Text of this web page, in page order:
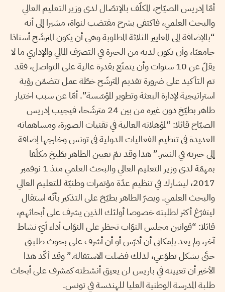
أمّا إدريس الصيّاح، المكلّف بالإتصّال لدى وزير التعليم العالي
والبحث العلمي، فاكتفى بشرح مقتضب لنواة، مشيرا إلى أنه
“بالإضافة إلى المعايير الثلاثة المطلوبة وهي أن يكون المترشّح أستاذا
جامعيّا، وأن تكون لدية من الخبرة في التصرّف المالي والإداري ما لا
يقلّ عن 10 سنوات وأن يتمتّع بقدرة عالية على التواصل، فقد
تم التأكيد على ضرورة تقديم المترشّح خطّة عمل تتضمّن رؤية
استراتيجية لإدارة البعثة وتطوير المؤسّسة”. أمّا عن سبب اختيار
طاهر بطيّخ دون غيره من بين 24 مترشّحا، فيجيب إدريس
الصيّاح قائلا: “لمؤهلاته العالية في تقنيات الصورة، ومساهماته
العديدة في تنظيم الفعاليات الدولية في تونس وخارجها إضافة
إلى خبرته في النشر.” هذا وقد تمّ تعيين الطاهر بطّيخ مكلّفا
بمهمّة لدى وزير التعليم العالي والبحث العلمي منذ 1 نوفمبر
2017، ليشارك في تنظيم عدّة مؤتمرات وطنيّة للتعليم العالي
والبحث العلمي. ويصرّ الطاهر بطيّخ على التذكير بأنّه استقال
ليتفرّغ أكثر لطلبته خصوصا أولئك الذين يشرف على أبحاثهم،
قائلا: “قوانين مجلس النوّاب تحظر على النوّاب أداء أيّ نشاط
آخر، ولم يعد بإمكاني أن أدرّس أو أن أشرف على بحوث طلبتي
حتّى بشكل تطوّعي، لذلك فضلت الاستقالة.” وقد أكّد هذا
الأخير أن تعيينه في باريس لن يعيق أنشطته كمشرف على أبحاث
طلبة المدرسة الوطنية العليا للهندسة في تونس.